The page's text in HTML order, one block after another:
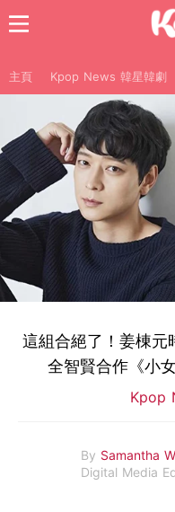
主頁 Kpop News 韓星韓劇
這組合絕了！姜棟元
全智賢合作《小
Kpop
By Samantha
Digital Media